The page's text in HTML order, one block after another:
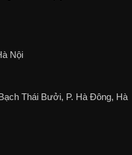
Nội
Thái Bưởi, P. Hà Đông, Hà